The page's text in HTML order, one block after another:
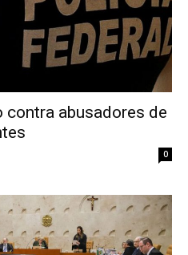
contra abusadores de
0